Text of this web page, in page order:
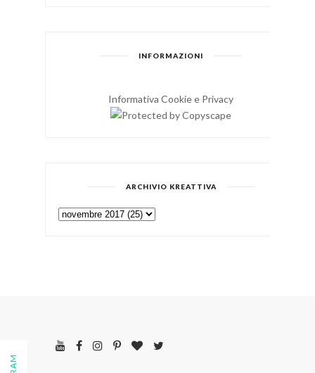
INFORMAZIONI
Informativa Cookie e Privacy
ARCHIVIO KREATTIVA